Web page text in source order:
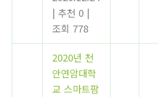
| 추천 0 |
조회 778
2020년 천
안연암대학
교 스마트팜